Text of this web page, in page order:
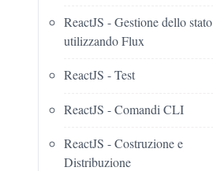
ReactJS - Gestione dello stato
utilizzando Flux
ReactJS - Test
ReactJS - Comandi CLI
ReactJS - Costruzione e
Distribuzione